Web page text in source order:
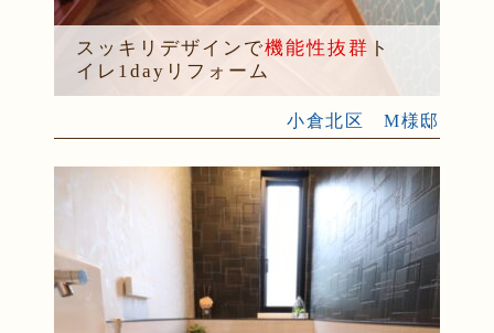
スッキリデザインで機能性抜群 ト
イレ1dayリフォーム
小倉北区 M様邸